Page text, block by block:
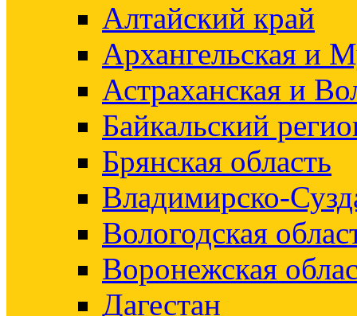
Алтайский край
Архангельская и
Астраханская и
Байкальский
Брянская область
Владимирско-
Вологодская
Воронежская
Дагестан